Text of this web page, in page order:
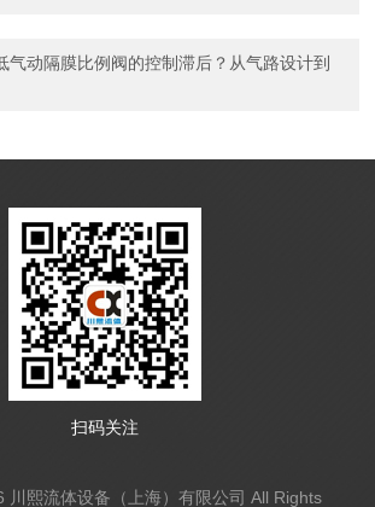
气动隔膜比例阀的控制滞后？从气路设计到
扫码关注
川熙流体设备（上海）有限公司 All Rights